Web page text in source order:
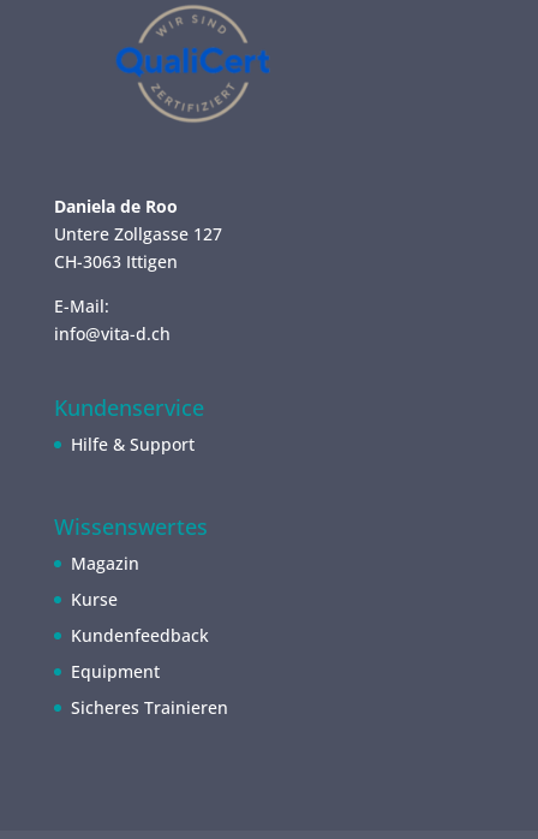
Daniela de Roo
Untere Zollgasse 127
CH-3063 Ittigen
E-Mail:
info@vita-d.ch
Kundenservice
Hilfe & Support
Wissenswertes
Magazin
Kurse
Kundenfeedback
Equipment
Sicheres Trainieren